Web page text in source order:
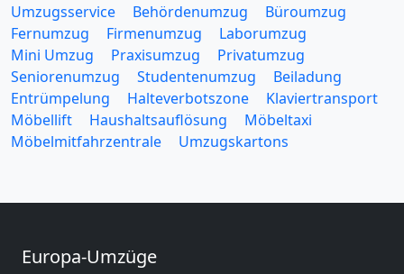
Umzugsservice Behördenumzug
Büroumzug
Fernumzug
Firmenumzug
Laborumzug
Mini Umzug
Praxisumzug
Privatumzug
Seniorenumzug
Studentenumzug
Beiladung
Entrümpelung
Halteverbotszone
Klaviertransport
Möbellift
Haushaltsauflösung
Möbeltaxi
Möbelmitfahrzentrale
Umzugskartons
Europa-Umzüge